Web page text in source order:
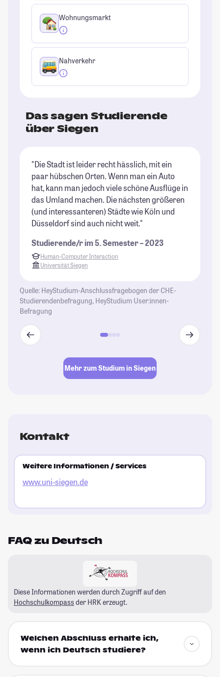
Wohnungsmarkt
Nahverkehr
Das sagen Studierende
über Siegen
"Die Stadt ist leider recht hässlich, mit ein
paar hübschen Orten. Wenn man ein Auto
hat, kann man jedoch viele schöne Ausflüge in
das Umland machen. Die nächsten größeren
(und interessanteren) Städte wie Köln und
Düsseldorf sind auch nicht weit."
Studierende/r im 5. Semester – 2023
Human-Computer Interaction
Universität Siegen
Quelle: HeyStudium-Anschlussfragebogen der CHE-
Studierendenbefragung, HeyStudium User:innen-
Befragung
Mehr zum Studium in Siegen
Kontakt
Weitere Informationen / Services
www.uni-siegen.de
FAQ zu Deutsch
Diese Informationen werden durch Zugriff auf den
Hochschulkompass der HRK erzeugt.
Welchen Abschluss erhalte ich,
wenn ich Deutsch studiere?